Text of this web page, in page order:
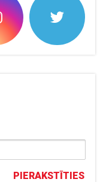
PIERAKSTĪTIES